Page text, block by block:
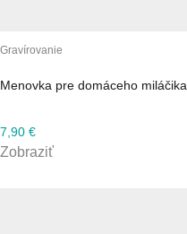
Gravírovanie
Menovka pre domáceho miláčika
7,90 €
Zobraziť